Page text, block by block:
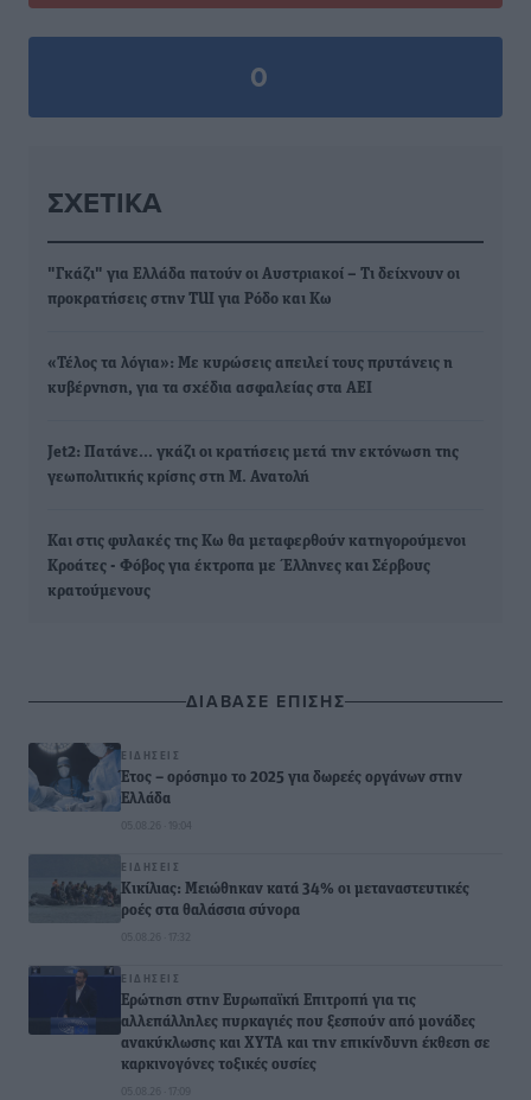
0
ΣΧΕΤΙΚΆ
"Γκάζι" για Ελλάδα πατούν οι Αυστριακοί – Τι δείχνουν οι
προκρατήσεις στην TUI για Ρόδο και Κω
«Τέλος τα λόγια»: Με κυρώσεις απειλεί τους πρυτάνεις η
κυβέρνηση, για τα σχέδια ασφαλείας στα ΑΕΙ
Jet2: Πατάνε… γκάζι οι κρατήσεις μετά την εκτόνωση της
γεωπολιτικής κρίσης στη Μ. Ανατολή
Και στις φυλακές της Κω θα μεταφερθούν κατηγορούμενοι
Κροάτες - Φόβος για έκτροπα με Έλληνες και Σέρβους
κρατούμενους
ΔΙΑΒΑΣΕ ΕΠΙΣΗΣ
ΕΙΔΉΣΕΙΣ
Έτος – ορόσημο το 2025 για δωρεές οργάνων στην
Ελλάδα
05.08.26 · 19:04
ΕΙΔΉΣΕΙΣ
Κικίλιας: Μειώθηκαν κατά 34% οι μεταναστευτικές
ροές στα θαλάσσια σύνορα
05.08.26 · 17:32
ΕΙΔΉΣΕΙΣ
Ερώτηση στην Ευρωπαϊκή Επιτροπή για τις
αλλεπάλληλες πυρκαγιές που ξεσπούν από μονάδες
ανακύκλωσης και ΧΥΤΑ και την επικίνδυνη έκθεση σε
καρκινογόνες τοξικές ουσίες
05.08.26 · 17:09